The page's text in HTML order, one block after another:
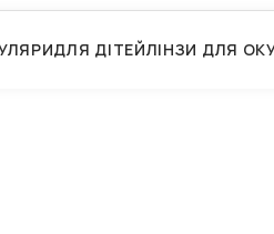
ДЛЯ ДІТЕЙЛІНЗИ ДЛЯ